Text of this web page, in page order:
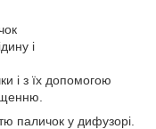
і
і з їх допомогою
паличок у дифузорі.